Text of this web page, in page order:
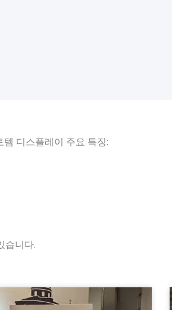
템 디스플레이 주요 특징:
습니다.